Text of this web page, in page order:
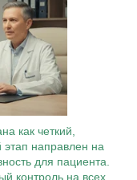
как четкий,
этап направлен на
для пациента.
контроль на всех